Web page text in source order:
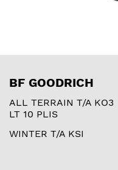
BF GOODRICH
ALL TERRAIN T/A KO3
LT 10 PLIS
WINTER T/A KSI